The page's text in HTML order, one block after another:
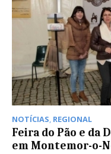
NOTÍCIAS, REGIONAL
Feira do Pão e da
em Montemor-o-